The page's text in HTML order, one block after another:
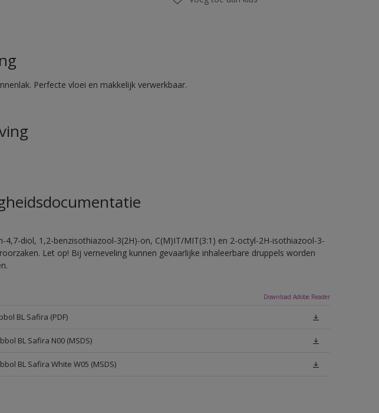
Perfecte vloei en makkelijk verwerkbaar.
4,7-diol, 1,2-benzisothiazool-3(2H)-on, C(M)IT/MIT(3:1) en 2-octyl-2H-isothiazool-3-
Let op! Bij verneveling kunnen gevaarlijke inhaleerbare druppels worden
Download Adobe Reader
BL Safira (PDF)
BL Safira N00 (MSDS)
BL Safira White W05 (MSDS)